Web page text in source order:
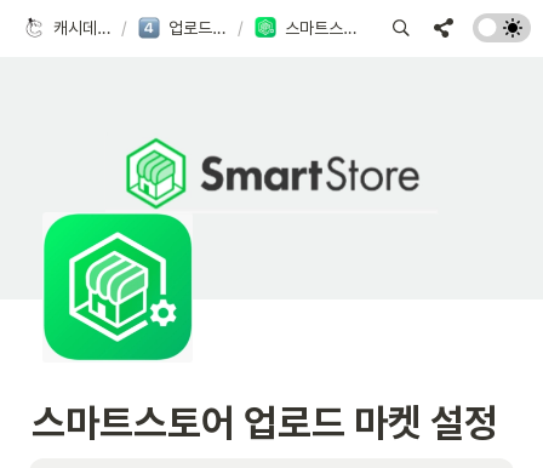
캐시데이터 사용 가이드 / 업로드 마켓 로그인 연동 / 스마트스토어 업로드 마켓 설정
스마트스토어 업로드 마켓 설정